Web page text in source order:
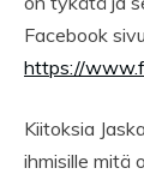
Facebook
https://
Kiitoksia
ihmisille mitä